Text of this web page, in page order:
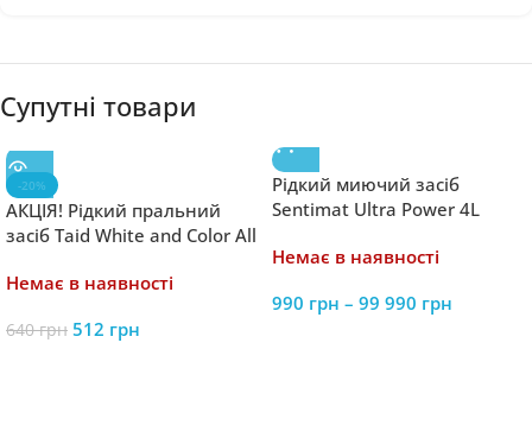
Супутні товари
-20%
АКЦІЯ! Рідкий пральний
засіб Taid White and Color All
Немає в наявності
640грн 512 грн
Рідкий миючий засіб
Sentimat Ultra Power 4L
Немає в наявності
990 грн – 99 990 грн